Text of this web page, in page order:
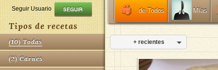
Seguir Usuario
Tipos de recetas
(10) Todas
(2) Carnes
de Todos Mías
+ recientes